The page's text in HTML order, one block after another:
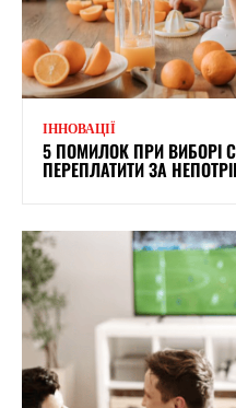
ІННОВАЦІЇ
5 ПОМИЛОК ПРИ ВИБОРІ
ПЕРЕПЛАТИТИ ЗА